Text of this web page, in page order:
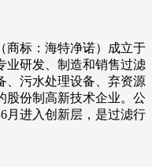
商标：海特净诺）成立于
业研发、制造和销售过滤
、污水处理设备、弃资源
股份制高新技术企业。公
月进入创新层，是过滤行